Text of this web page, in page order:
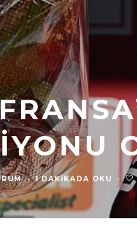
· 1 DAKIKADA OKU ·